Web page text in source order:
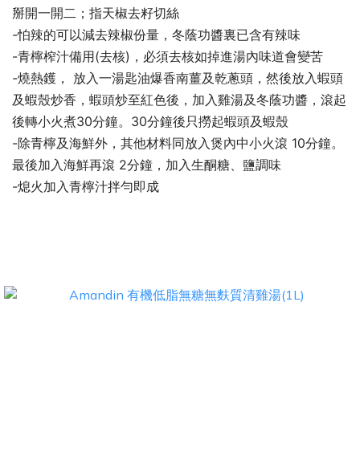
掰開一開二；指天椒去籽切絲
-怕辣的可以減去辣椒份量，冬蔭功醬裏已含有辣味
-青檸榨汁備用(去核)，必須去核如掉進湯內味道會變苦
-燒熱鑊， 放入一湯匙油爆香南薑及乾蔥頭，然後放入蝦頭
及蝦殼炒香，蝦頭炒至紅色後，加入雞湯及冬蔭功醬，滾起
後轉小火煮30分鐘。30分鐘後只撈起蝦頭及蝦殼
-除青檸及海鮮外，其他材料同放入煲內中小火滾 10分鐘。
最後加入海鮮再滾 2分鐘，加入生酮糖、鹽調味
-熄火加入青檸汁拌勻即成